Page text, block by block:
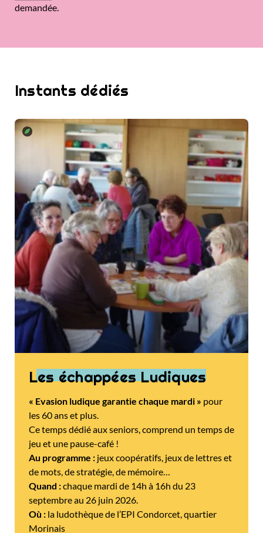
demandée.
Instants dédiés
Les échappées Ludiques
« Evasion ludique garantie chaque mardi » pour
les 60 ans et plus.
Ce temps dédié aux seniors, comprend un temps de
jeu et une pause-café !
Au programme : jeux coopératifs, jeux de lettres et
de mots, de stratégie, de mémoire…
Quand :chaque mardi de 14h à 16h du 23
septembre au 26 juin 2026.
Où : la ludothèque de l’EPI Condorcet, quartier
Morinais